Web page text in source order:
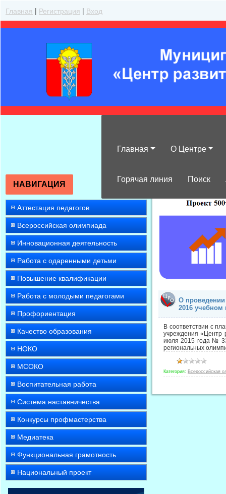
Главная | Регистрация | Вход
Главная О Центре
Горячая линия Поиск
НАВИГАЦИЯ
Аттестация педагогов
Всероссийская олимпиада
Инновационная деятельность
Работа с одаренными детьми
Повышение квалификации
Работа с молодыми педагогами
Профориентация
Качество образования
НОКО
МСОКО
Воспитательная работа
Система наставничества
Конкурсы профмастерства
Медиатека
Функциональная грамотность
Национальный проект
О
2016 учебном
В соответствии с
учреждения «Центр
июля 2015 года №
региональных
Категория: Всероссийская